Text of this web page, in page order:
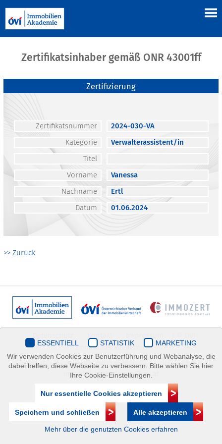
Zertifikatsinhaber gemäß ONR 43001ff
Zertifizierung
Zertifikatsnummer
2024-030-VA
Kategorie
Verwalterassistent/in
Titel
Vorname
Vanessa
Nachname
Ertl
Datum
01.06.2024
>> Zurück
Immobilienakademie
Mariahilfer Straße 116/2.OG/2 1070 Wien | +43(1)505 32 50 |
immobilienakademie@ovi.at
ESSENTIELL STATISTIK
MARKETING
Wir verwenden Cookies zur Benutzerführung und Webanalyse, die
dabei helfen, diese Webseite zu verbessern. Bitte wählen Sie hier
Ihre Cookie-Einstellungen.
Nur essentielle Cookies akzeptieren
Speichern und schließen Alle akzeptieren
Mehr über die genutzten Cookies erfahren